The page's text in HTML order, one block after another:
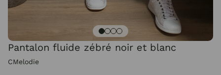
Pantalon fluide zébré noir et blanc
CMelodie